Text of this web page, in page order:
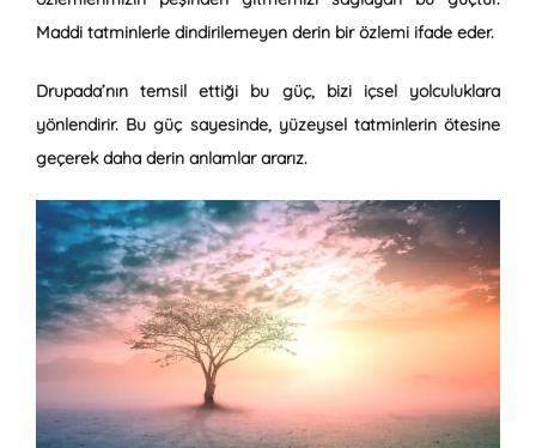
Maddi tatminlerle dindirilemeyen derin bir özlemi ifade eder.
Drupada’nın temsil ettiği bu güç, bizi içsel yolculuklara
yönlendirir. Bu güç sayesinde, yüzeysel tatminlerin ötesine
geçerek daha derin anlamlar ararız.